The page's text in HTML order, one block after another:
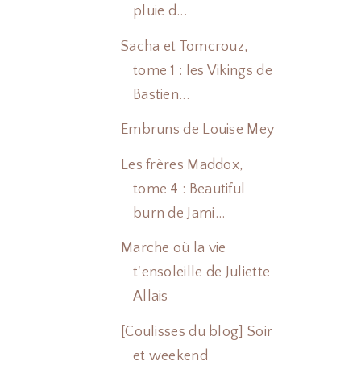
pluie d...
Sacha et Tomcrouz,
tome 1 : les Vikings de
Bastien...
Embruns de Louise Mey
Les frères Maddox,
tome 4 : Beautiful
burn de Jami...
Marche où la vie
t'ensoleille de Juliette
Allais
[Coulisses du blog] Soir
et weekend